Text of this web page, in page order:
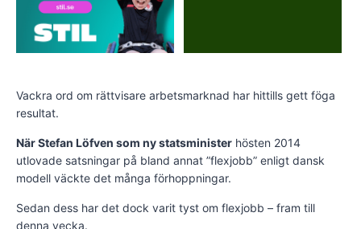
Vackra ord om rättvisare arbetsmarknad har hittills gett föga
resultat.
När Stefan Löfven som ny statsminister hösten 2014
utlovade satsningar på bland annat ”flexjobb” enligt dansk
modell väckte det många förhoppningar.
Sedan dess har det dock varit tyst om flexjobb – fram till
denna vecka.